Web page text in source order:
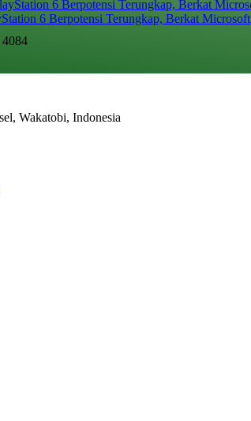
6 Berpotensi Terungkap, Berkat Microsoft
4084
Wakatobi, Indonesia